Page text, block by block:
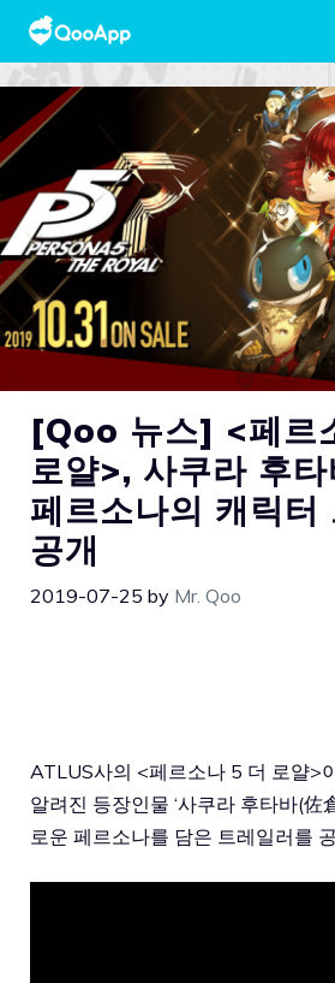
[Qoo 뉴스] <페르
로얄>, 사쿠라 후
페르소나의 캐릭터
공개
2019-07-25 by Mr. Qoo
ATLUS사의 <페르소나 5 더 로얄>
알려진 등장인물 ‘사쿠라 후타바(佐
로운 페르소나를 담은 트레일러를